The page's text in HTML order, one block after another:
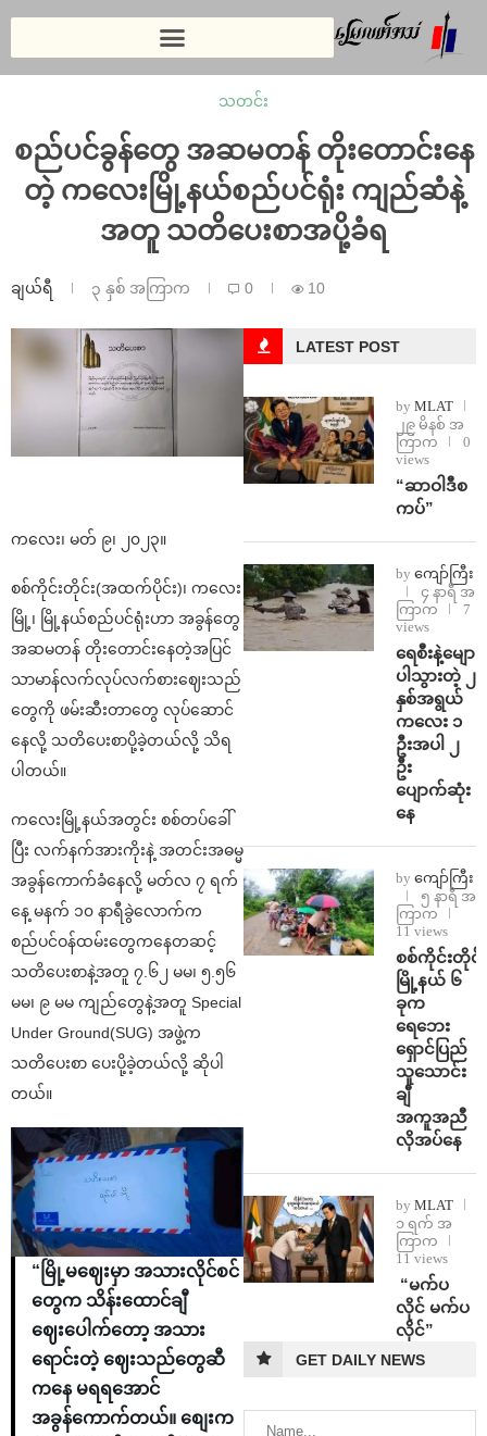
သတင်း
စည်ပင်ခွန်တွေ အဆမတန် တိုးတောင်းနေ
တဲ့ ကလေးမြို့နယ်စည်ပင်ရုံး ကျည်ဆံနဲ့
အတူ သတိပေးစာအပို့ခံရ
ချယ်ရီ ၃ နှစ် အကြာက 0 10
ကလေး၊ မတ် ၉၊ ၂၀၂၃။
စစ်ကိုင်းတိုင်း(အထက်ပိုင်း)၊ ကလေး
မြို့၊ မြို့နယ်စည်ပင်ရုံးဟာ အခွန်တွေ
အဆမတန် တိုးတောင်းနေတဲ့အပြင်
သာမာန်လက်လုပ်လက်စားဈေးသည်
တွေကို ဖမ်းဆီးတာတွေ လုပ်ဆောင်
နေလို့ သတိပေးစာပို့ခဲ့တယ်လို့ သိရ
ပါတယ်။
ကလေးမြို့နယ်အတွင်း စစ်တပ်ခေါ်
ပြီး လက်နက်အားကိုးနဲ့ အတင်းအဓမ္မ
အခွန်ကောက်ခံနေလို့ မတ်လ ၇ ရက်
နေ့ မနက် ၁၀ နာရီခွဲလောက်က
စည်ပင်ဝန်ထမ်းတွေကနေတဆင့်
သတိပေးစာနဲ့အတူ ၇.၆၂ မမ၊ ၅.၅၆
မမ၊ ၉ မမ ကျည်တွေနဲ့အတူ Special
Under Ground(SUG) အဖွဲ့က
သတိပေးစာ ပေးပို့ခဲ့တယ်လို့ ဆိုပါ
တယ်။
“မြို့မဈေးမှာ အသားလိုင်စင်
တွေက သိန်းထောင်ချီ
ဈေးပေါက်တော့ အသား
ရောင်းတဲ့ ဈေးသည်တွေဆီ
ကနေ မရရအောင်
အခွန်ကောက်တယ်။ စျေးက
LATEST POST
by MLAT
၂၉ မိနစ် အ
ကြာက
0
views
“ဆာဝါဒီစ
ကပ်”
by ကျော်ကြီး
၄ နာရီ အ
ကြာက
7
views
ရေစီးနဲ့မျော
ပါသွားတဲ့ ၂
နှစ်အရွယ်
ကလေး ၁
ဦးအပါ ၂
ဦး
ပျောက်ဆုံး
နေ
by ကျော်ကြီး
၅ နာရီ အ
ကြာက
11 views
စစ်ကိုင်းတိုင်း
မြို့နယ် ၆
ခုက
ရေဘေး
ရှောင်ပြည်
သူသောင်း
ချီ
အကူအညီ
လိုအပ်နေ
by MLAT
၁ ရက် အ
ကြာက
11 views
⁨ ⁨“မက်ပ
လိုင် မက်ပ
လိုင်”
GET DAILY NEWS